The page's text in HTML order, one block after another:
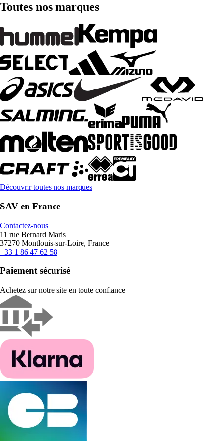
Toutes nos marques
Découvrir toutes nos marques
SAV en France
Contactez-nous
11 rue Bernard Maris
37270 Montlouis-sur-Loire, France
+33 1 86 47 62 58
Paiement sécurisé
Achetez sur notre site en toute confiance